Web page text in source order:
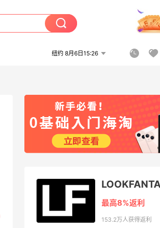
纽约 8月6日15:26
最高8%返利
153.2万人获得返利